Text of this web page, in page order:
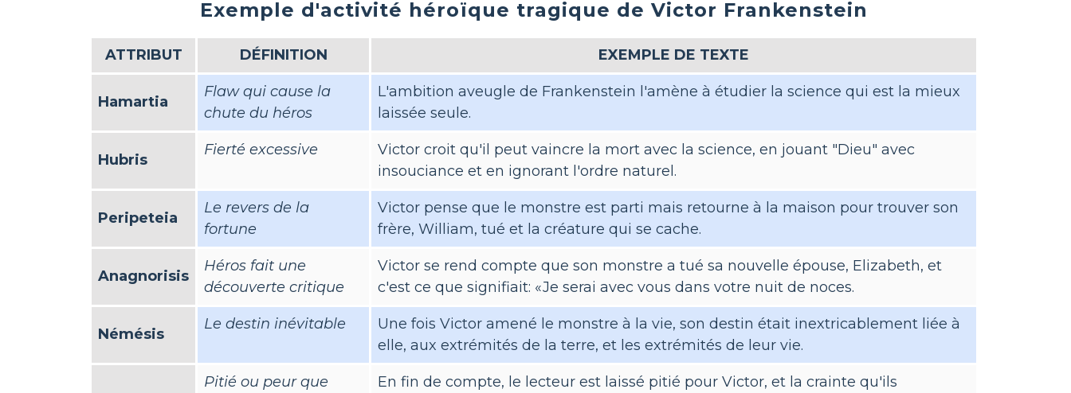
Exemple d'activité héroïque tragique de Victor Frankenstein
ATTRIBUT DÉFINITION EXEMPLE DE TEXTE
Hamartia
Flaw qui cause la
chute du héros
L'ambition aveugle de Frankenstein l'amène à étudier la science qui est la mieux
laissée seule.
Hubris
Fierté excessive
Victor croit qu'il peut vaincre la mort avec la science, en jouant "Dieu" avec
insouciance et en ignorant l'ordre naturel.
Peripeteia
Le revers de la
fortune
Victor pense que le monstre est parti mais retourne à la maison pour trouver son
frère, William, tué et la créature qui se cache.
Anagnorisis
Héros fait une
découverte critique
Victor se rend compte que son monstre a tué sa nouvelle épouse, Elizabeth, et
c'est ce que signifiait: «Je serai avec vous dans votre nuit de noces.
Némésis
Le destin inévitable
Une fois Victor amené le monstre à la vie, son destin était inextricablement liée à
elle, aux extrémités de la terre, et les extrémités de leur vie.
Pitié ou peur que
En fin de compte, le lecteur est laissé pitié pour Victor, et la crainte qu'ils